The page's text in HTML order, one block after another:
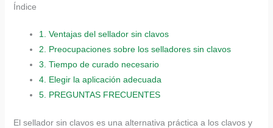
Índice
1. Ventajas del sellador sin clavos
2. Preocupaciones sobre los selladores sin clavos
3. Tiempo de curado necesario
4. Elegir la aplicación adecuada
5. PREGUNTAS FRECUENTES
El sellador sin clavos es una alternativa práctica a los clavos y